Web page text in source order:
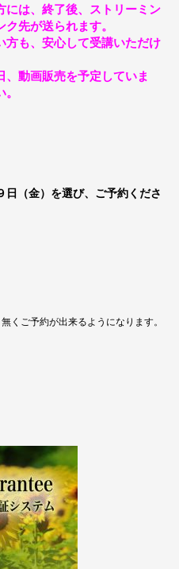
には、終了後、ストリーミン
先が送られます。
方も、安心して受講いただけ
、動画販売を予定していま
（金）を選び、ご予約くださ
くご予約が出来るようになります。